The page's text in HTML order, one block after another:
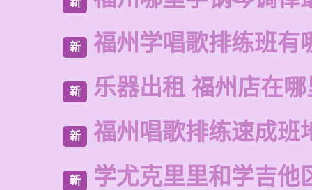
新
新 福州学唱歌排练班有
新 乐器出租 福州店在
新 福州唱歌排练速成班
新 学尤克里里和学吉他